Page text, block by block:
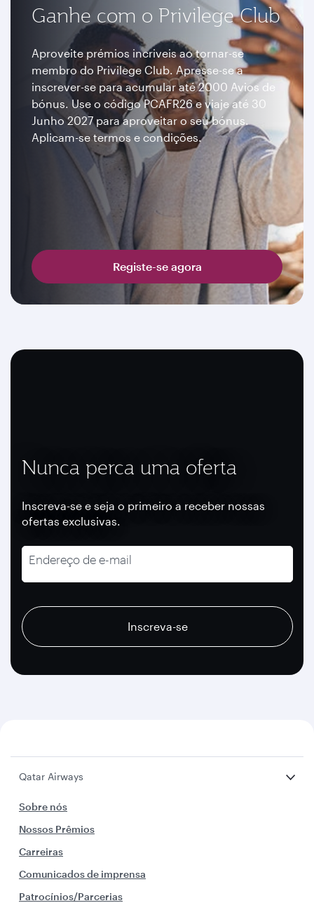
Ganhe com o Privilege Club
Aproveite prémios incriveis ao tornar-se
membro do Privilege Club. Apresse-se a
inscrever-se para acumular até 2000 Avios de
bónus. Use o código PCAFR26 e viaje até 30
Junho 2027 para aproveitar o seu bónus.
Aplicam-se termos e condições.
Registe-se agora
Nunca perca uma oferta
Inscreva-se e seja o primeiro a receber nossas
ofertas exclusivas.
Endereço de e-mail
Inscreva-se
Qatar Airways
Sobre nós
Nossos Prêmios
Carreiras
Comunicados de imprensa
Patrocínios/Parcerias